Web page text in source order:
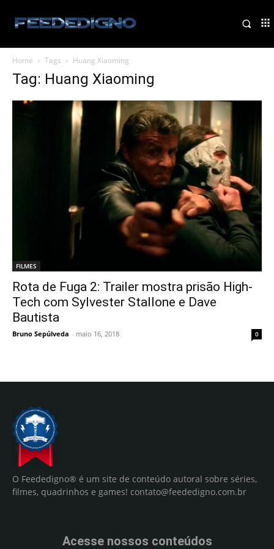
Home Tags Huang Xiaoming
Tag: Huang Xiaoming
FILMES
Rota de Fuga 2: Trailer mostra prisão High-
Tech com Sylvester Stallone e Dave
Bautista
Bruno Sepúlveda - maio 16, 2018 0
O Feededigno® é um site de conteúdo autoral sobre séries,
filmes, quadrinhos e games! contato@feededigno.com.br
Acesse nossos conteúdos